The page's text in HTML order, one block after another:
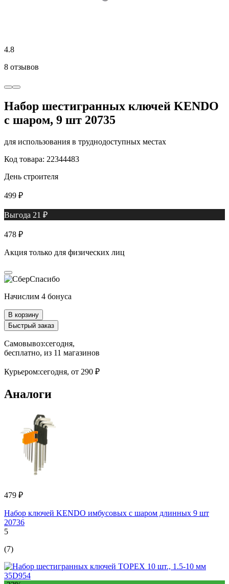
4.8
8 отзывов
Набор шестигранных ключей KENDO
с шаром, 9 шт 20735
для использования в труднодоступных местах
Код товара: 22344483
День строителя
499 ₽
Выгода 21 ₽
478 ₽
Акция только для физических лиц
Начислим 4 бонуса
В корзину
Быстрый заказ
Самовывоз:сегодня,
бесплатно, из 11 магазинов
Курьером:сегодня, от 290 ₽
Аналоги
479 ₽
Набор ключей KENDO имбусовых с шаром длинных 9 шт
20736
5
(7)